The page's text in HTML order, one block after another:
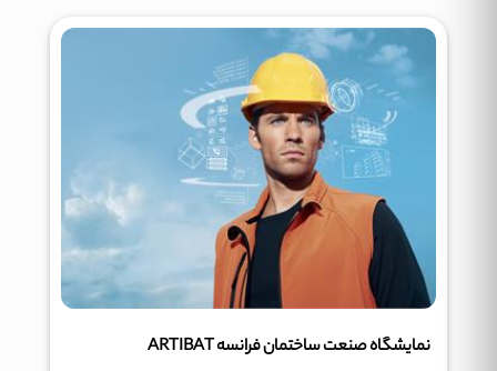
نمایشگاه صنعت ساختمان فرانسه ARTIBAT